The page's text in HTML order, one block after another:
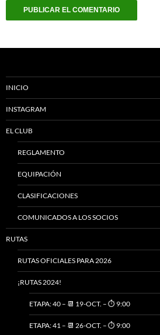
INICIO
INSTAGRAM
EL CLUB
REGLAMENTO
EQUIPACIÓN
CLASIFICACIONES
COMUNICADOS A LOS SOCIOS
RUTAS
RUTAS OFICIALES PARA 2026
¡RUTAS 2024!
ETAPA: 40 – 📆 19-OCT. – ⏱️ 9:00
ETAPA: 41 – 📆 26-OCT. – ⏱️ 9:00